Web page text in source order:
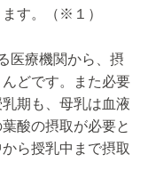
す。（※１）
医療機関から、摂
どです。また必要
期も、母乳は血液
酸の摂取が必要と
ら授乳中まで摂取